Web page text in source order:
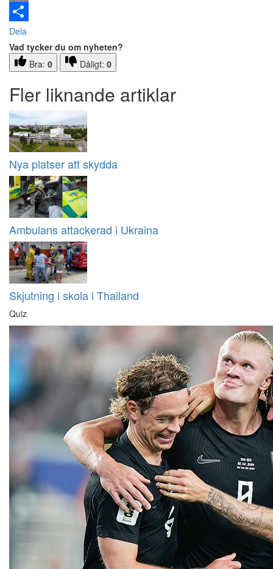
Email
Dela
Vad tycker du om nyheten?
Bra: 0 Dåligt: 0
Fler liknande artiklar
Nya platser att skydda
Ambulans attackerad i Ukraina
Skjutning i skola i Thailand
Quiz